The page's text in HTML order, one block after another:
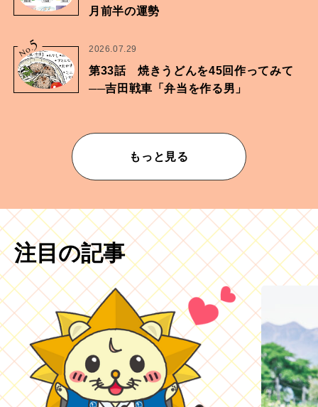
月前半の運勢
No.
5 2026.07.29
第33話 焼きうどんを45回作ってみて
──吉田戦車「弁当を作る男」
もっと見る
注目の記事